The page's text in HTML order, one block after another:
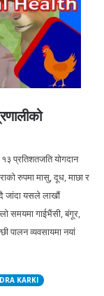
प्रतिशतजति योगदान
रुपमा मासु, दूध, माछा र
जांदा यसले लाखौं
समयमा गाईभैंसी, बंगूर,
पालन व्यवसायमा नयां
KARKI